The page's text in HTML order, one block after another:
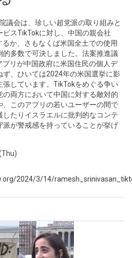
議会は、珍しい超党派の取り組みと
ビスTikTokに対し、中国の親会社
か、さもなくば米国全土での使用
多数で可決しました。法案推進議
プリが中国政府に米国住民の個人デ
ず、ひいては2024年の米国選挙に影
しています。TikTokをめぐる争い
両方において中国に対する敵対的
このアプリの若いユーザーの間で
たりイスラエルに批判的なコンテ
派が警戒感を持っていることが挙げ
2024/3/14/